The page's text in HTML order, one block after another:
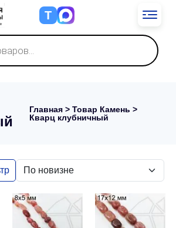
Т
Главная > Товар Камень >
Кварц клубничный